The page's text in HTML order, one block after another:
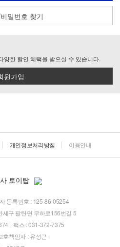
밀번호 찾기
양한 할인 혜택을 받으실 수 있습니다.
원가입
개인정보처리방침 이용안내
토이탑
등록번호 : 125-86-05254
세구 팔탄면 무하로156번길 5
팩스 : 031-372-7375
호책임자 : 유성근